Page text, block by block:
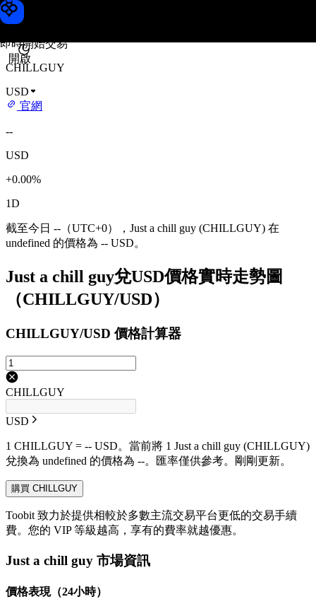
即時開始交易
開啟
Just a chill guy 價格
CHILLGUY
USD
官網
--
USD
+0.00%
1D
截至今日 --（UTC+0），Just a chill guy (CHILLGUY) 在
undefined 的價格為 -- USD。
Just a chill guy兌USD價格實時走勢圖
（CHILLGUY/USD）
CHILLGUY/USD 價格計算器
CHILLGUY
USD
1 CHILLGUY = -- USD。當前將 1 Just a chill guy (CHILLGUY)
兌換為 undefined 的價格為 --。匯率僅供參考。剛剛更新。
購買 CHILLGUY
Toobit 致力於提供相較於多數主流交易平台更低的交易手續
費。您的 VIP 等級越高，享有的費率就越優惠。
Just a chill guy 市場資訊
價格表現（24小時）